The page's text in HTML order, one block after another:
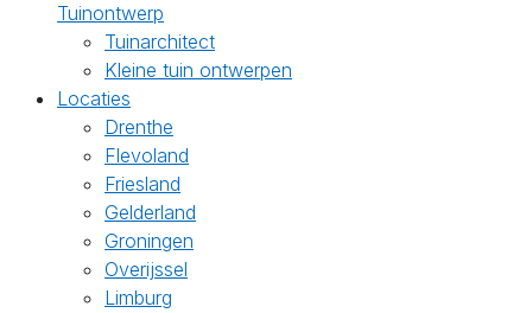
Tuinontwerp
Tuinarchitect
Kleine tuin ontwerpen
Locaties
Drenthe
Flevoland
Friesland
Gelderland
Groningen
Overijssel
Limburg